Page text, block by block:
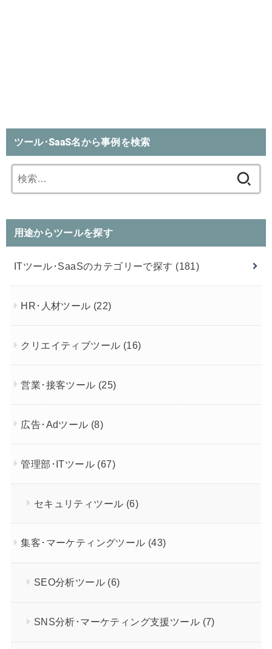
ツール･SaaS名から事例を検索
索:
用途からツールを探す
ITツール･SaaSのカテゴリーで探す (181)
HR･人材ツール (22)
クリエイティブツール (16)
営業･接客ツール (25)
広告･Adツール (8)
管理部･ITツール (67)
セキュリティツール (6)
集客･マーケティングツール (43)
SEO分析ツール (6)
SNS分析･マーケティング支援ツール (7)